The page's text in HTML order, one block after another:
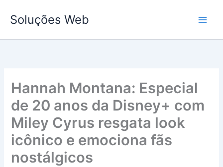
para
conteúdo
Soluções Web
Hannah Montana: Especial
de 20 anos da Disney+ com
Miley Cyrus resgata look
icônico e emociona fãs
nostálgicos